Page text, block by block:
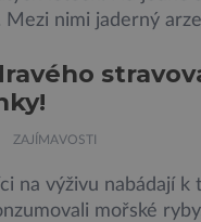
Mezi nimi jaderný
pohotovosti. A
PepsiCo,
flotily, jež čítá
ZAJÍMAVOSTI
na výživu nabádají k
mořské